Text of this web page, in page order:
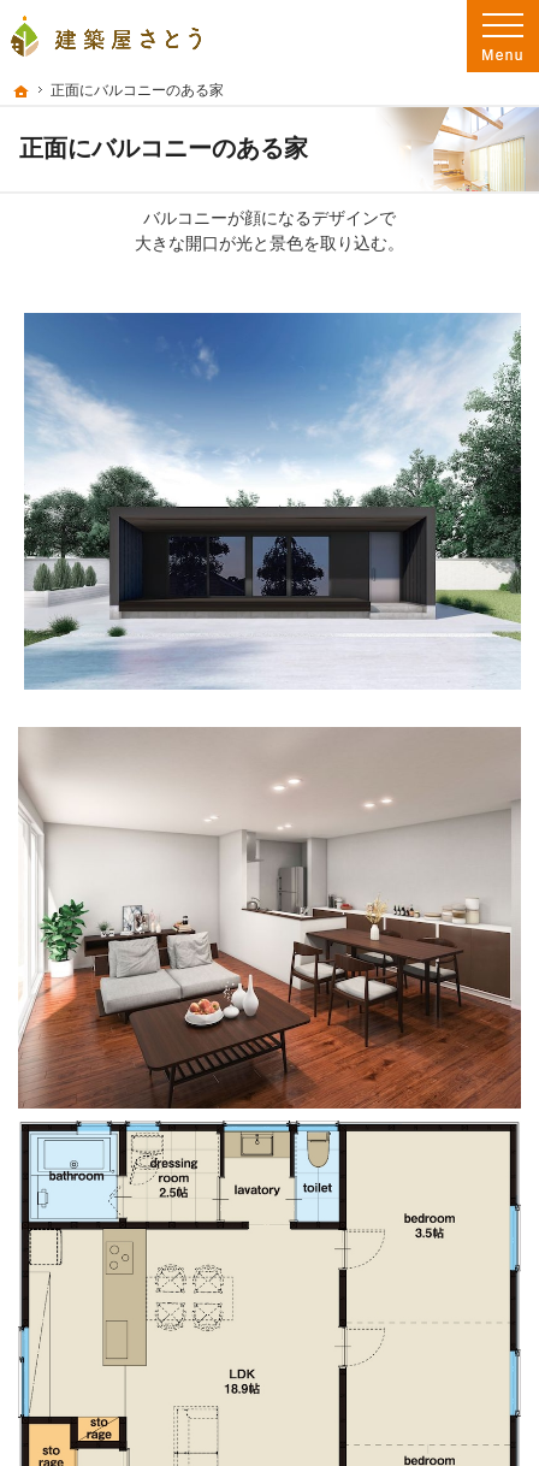
ホーム
正面にバルコニーのある家
正面にバルコニーのある家
プロの目線からご提案。大分県大分市の注文住宅・新築戸建てを手がける工務店
大分県大分市の新築・注文住宅を手がける工務店なら建築屋さとう 本物の自然素
バルコニーが顔になるデザインで
大きな開口が光と景色を取り込む。